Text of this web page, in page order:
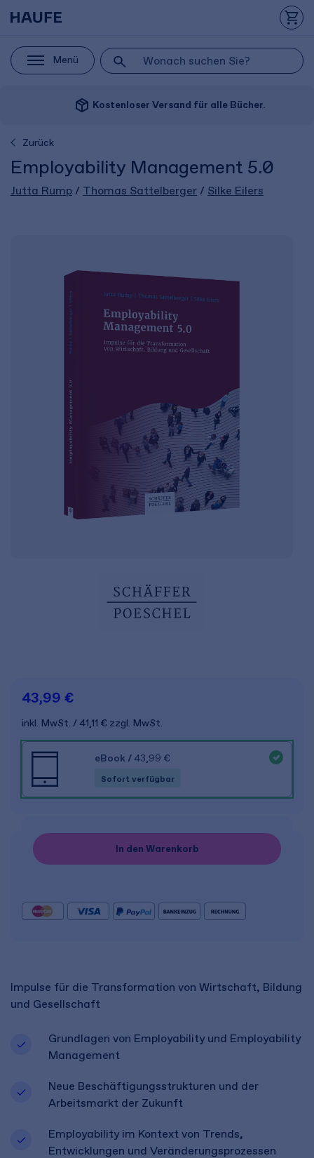
Menü
package_2 Kostenloser Versand für alle Bücher.
Zurück
Employability Management 5.0
Jutta Rump / Thomas Sattelberger / Silke Eilers
Impulse für die Transformation von Wirtschaft, Bildung
und Gesellschaft
Grundlagen von Employability und Employability
Management
Neue Beschäftigungsstrukturen und der
Arbeitsmarkt der Zukunft
Employability im Kontext von Trends,
Entwicklungen und Veränderungsprozessen
43,99 €
inkl. MwSt. 41,11 € zzgl. MwSt.
eBook / 43,99 €
Sofort verfügbar
In den Warenkorb